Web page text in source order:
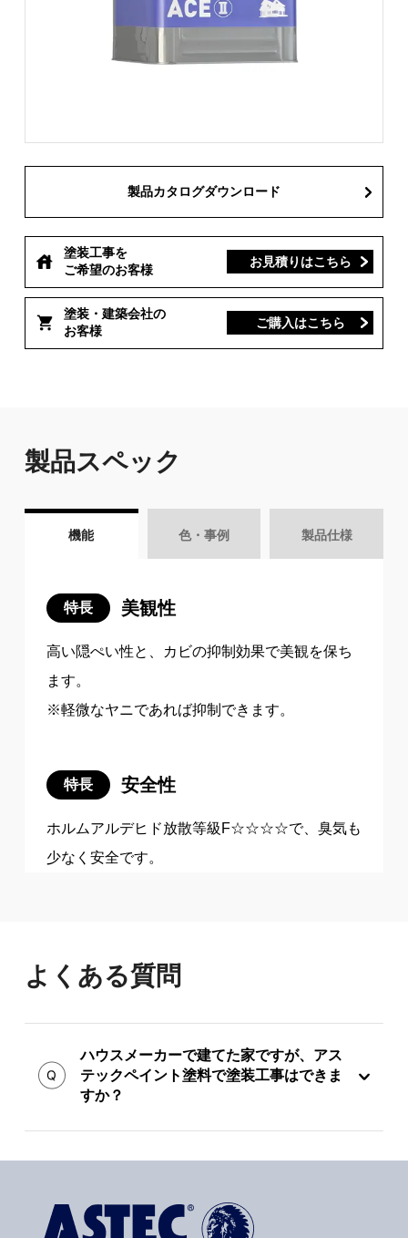
製品カタログダウンロード
塗装工事を
ご希望のお客様
お見積りはこちら
塗装・建築会社の
お客様
ご購入はこちら
製品スペック
機能 色・事例 製品仕様
特長 美観性
高い隠ぺい性と、カビの抑制効果で美観を保ち
ます。
※軽微なヤニであれば抑制できます。
特長 安全性
ホルムアルデヒド放散等級F☆☆☆☆で、臭気も
少なく安全です。
よくある質問
ハウスメーカーで建てた家ですが、アス
テックペイント塗料で塗装工事はできま
すか？